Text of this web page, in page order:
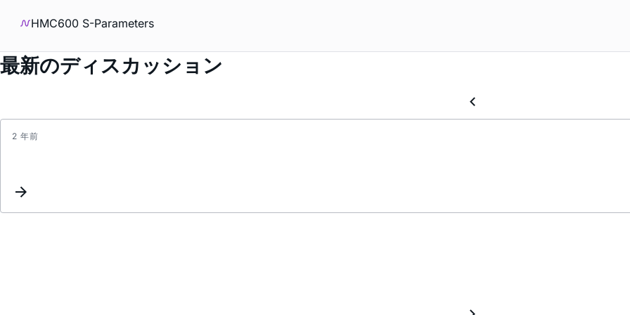
HMC600 S-Parameters
最新のディスカッション
2 年前